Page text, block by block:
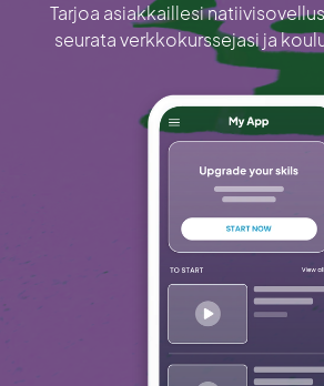
Tarjoa asiakkaillesi
seurata verkkokurssejasi ja